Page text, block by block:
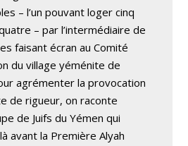
– l’un pouvant loger cinq
– par l’intermédiaire de
faisant écran au Comité
du village yéménite de
agrémenter la provocation
de rigueur, on raconte
de Juifs du Yémen qui
avant la Première Alyah